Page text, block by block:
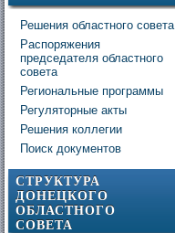
Решения областного совета
Распоряжения
председателя областного
совета
Региональные программы
Регуляторные акты
Решения коллегии
Поиск документов
СТРУКТУРА
ДОНЕЦКОГО
ОБЛАСТНОГО
СОВЕТА